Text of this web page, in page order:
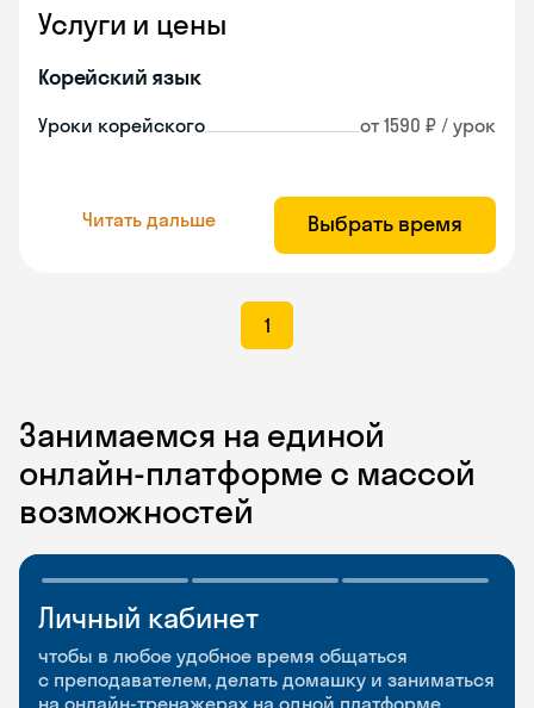
Услуги и цены
Корейский язык
Уроки корейского от 1590 ₽ / урок
Читать дальше Выбрать время
1
Занимаемся на единой
онлайн-платформе с массой
возможностей
Личный кабинет
чтобы в любое удобное время общаться
с преподавателем, делать домашку и заниматься
на онлайн-тренажерах на одной платформе
Мобильное
приложение
чтобы заниматься и изучать новые слова где
Разговорные клубы
и Talks
Групповые занятия для разговорной практики